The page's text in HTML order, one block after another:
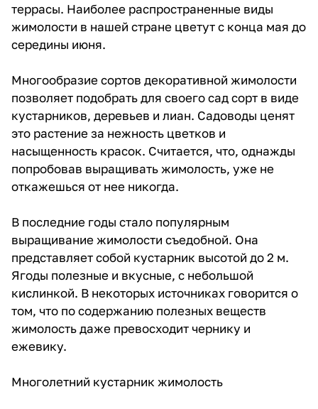
террасы. Наиболее распространенные виды
жимолости в нашей стране цветут с конца мая до
середины июня.
Многообразие сортов декоративной жимолости
позволяет подобрать для своего сад сорт в виде
кустарников, деревьев и лиан. Садоводы ценят
это растение за нежность цветков и
насыщенность красок. Считается, что, однажды
попробовав выращивать жимолость, уже не
откажешься от нее никогда.
В последние годы стало популярным
выращивание жимолости съедобной. Она
представляет собой кустарник высотой до 2 м.
Ягоды полезные и вкусные, с небольшой
кислинкой. В некоторых источниках говорится о
том, что по содержанию полезных веществ
жимолость даже превосходит чернику и
ежевику.
Многолетний кустарник жимолость